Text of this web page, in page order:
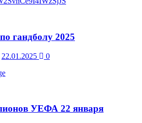
гандболу 2025
22.01.2025 0
УЕФА 22 января